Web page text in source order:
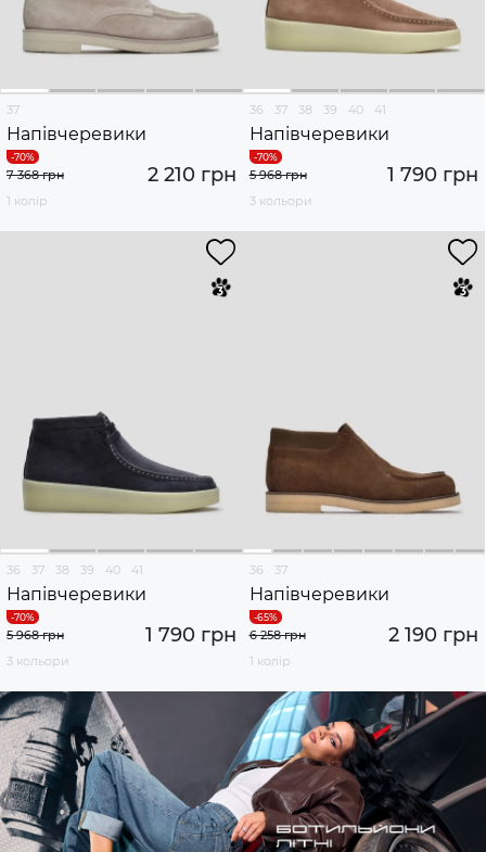
37
Напівчеревики
2 210 грн
7 368 грн
1 колір
36 37 38 39 40 41
Напівчеревики
1 790 грн
5 968 грн
3 кольори
36 37 38 39 40 41
Напівчеревики
1 790 грн
5 968 грн
3 кольори
36 37
Напівчеревики
2 190 грн
6 258 грн
1 колір